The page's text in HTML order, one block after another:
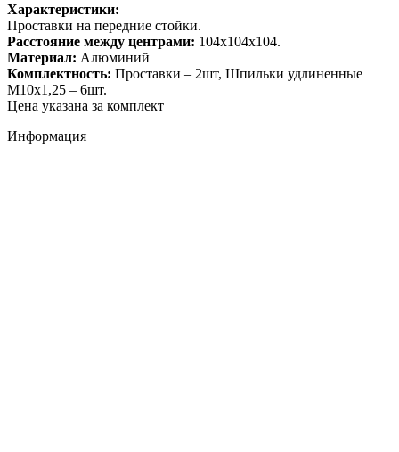
Характеристики:
Проставки на передние стойки.
Расстояние между центрами: 104х104х104.
Материал: Алюминий
Комплектность: Проставки – 2шт, Шпильки удлиненные
М10х1,25 – 6шт.
Цена указана за комплект
Информация